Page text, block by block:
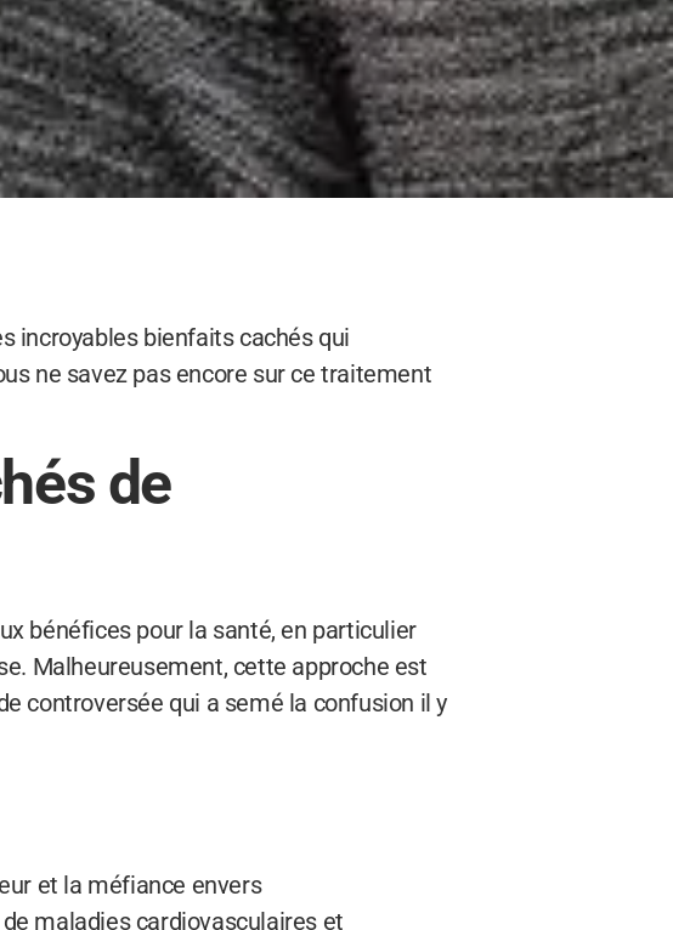
incroyables bienfaits cachés qui
ne savez pas encore sur ce traitement
de
bénéfices pour la santé, en particulier
Malheureusement, cette approche est
controversée qui a semé la confusion il y
et la méfiance envers
maladies cardiovasculaires et